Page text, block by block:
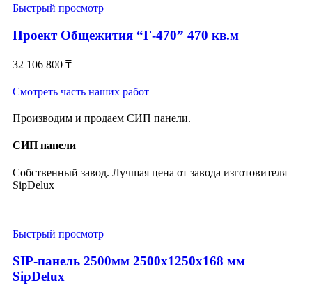
Быстрый просмотр
Проект Общежития “Г-470” 470 кв.м
32 106 800 ₸
Смотреть часть наших работ
Производим и продаем СИП панели.
СИП панели
Собственный завод. Лучшая цена от завода изготовителя
SipDelux
Быстрый просмотр
SIP-панель 2500мм 2500x1250x168 мм
SipDelux